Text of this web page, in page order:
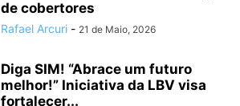
de cobertores
Rafael Arcuri - 21 de Maio, 2026
Diga SIM! “Abrace um futuro
melhor!” Iniciativa da LBV visa
fortalecer...